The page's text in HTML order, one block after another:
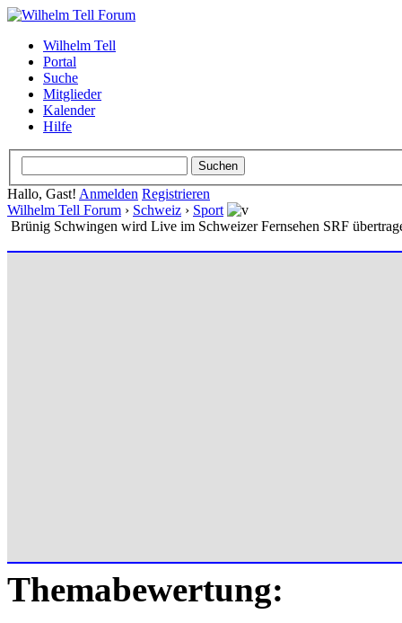
Wilhelm Tell
Portal
Suche
Mitglieder
Kalender
Hilfe
Hallo, Gast! Anmelden Registrieren
Wilhelm Tell Forum › Schweiz › Sport
Brünig Schwingen wird Live im Schweizer Fernsehen SRF
Themabewertung: